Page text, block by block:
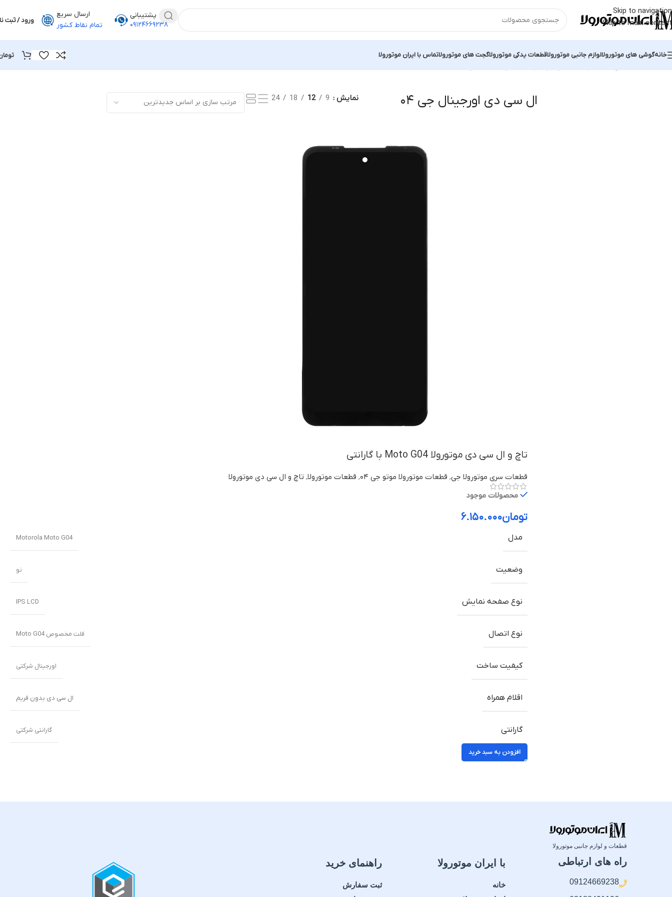
Skip to navigation
Skip to main content
پشتیبانی
۰۹۱۲۴۶۶۹۲۳۸
ارسال سریع
تمام نقاط کشور
ورود / ثبت
خانهگوشی های موتورولالوازم جانبی موتورولاقطعات یدکی موتورولاگجت های موتورولاتماس با ایران موتورولا
ال سی دی اورجینال جی ۰۴ نمایش 9
12
18
24
تاچ و ال سی دی موتورولا Moto G04 با گارانتی
قطعات سری موتورولا جی, قطعات موتورولا موتو جی ۰۴ , قطعات موتورولا, تاچ و ال سی دی موتورولا
محصولات موجود
تومان۶.۱۵۰.۰۰۰
مدل Motorola Moto G04
وضعیت نو
نوع صفحه نمایش IPS LCD
نوع اتصال فلت مخصوص Moto G04
کیفیت ساخت اورجینال شرکتی
اقلام همراه ال سی دی بدون فریم
گارانتی گارانتی شرکتی
افزودن به سبد خرید
قطعات و لوازم جانبی موتورولا
راه های ارتباطی
09124669238
با ایران موتورولا
خانه
راهنمای خرید
ثبت سفارش